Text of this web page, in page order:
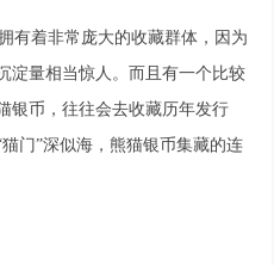
有着非常庞大的收藏群体，因为
淀量相当惊人。而且有一个比较
银币，往往会去收藏历年发行
门”深似海，熊猫银币集藏的连